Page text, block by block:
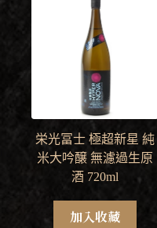
栄光冨士 極超新星 純
米大吟醸 無濾過生原
酒 720ml
加入收藏